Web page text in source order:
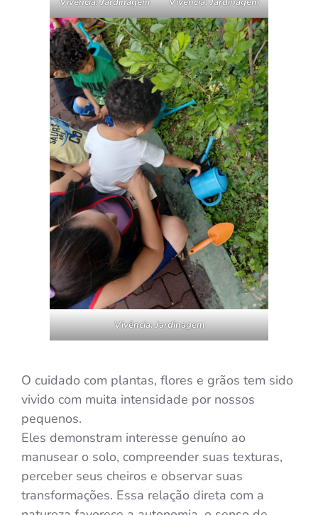
Vivência: Jardinagem
O cuidado com plantas, flores e grãos tem sido
vivido com muita intensidade por nossos
pequenos.
Eles demonstram interesse genuíno ao
manusear o solo, compreender suas texturas,
perceber seus cheiros e observar suas
transformações. Essa relação direta com a